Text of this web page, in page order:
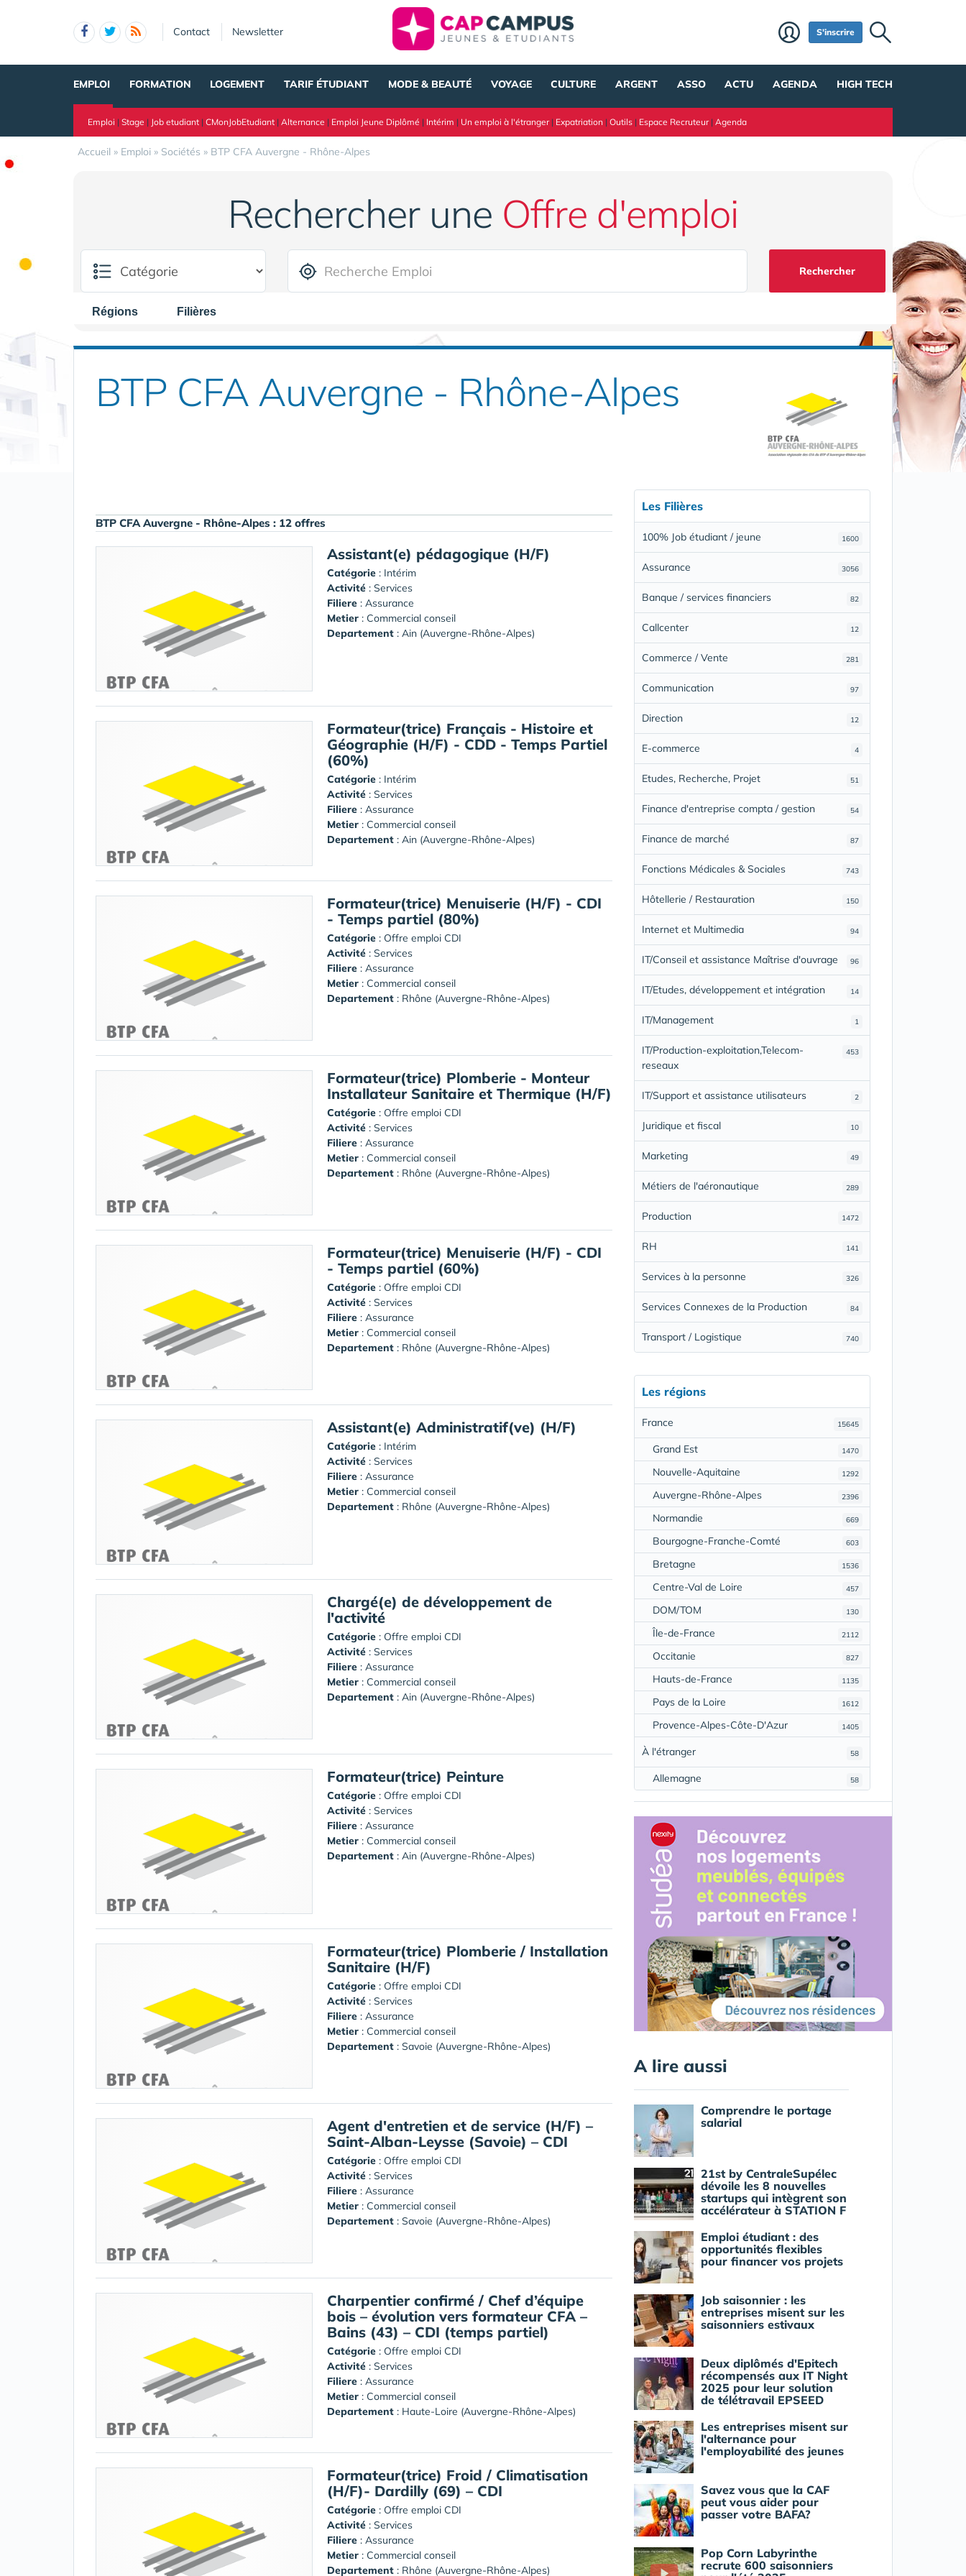
Contact Newsletter S'inscrire
EMPLOI FORMATION LOGEMENT TARIF ÉTUDIANT MODE & BEAUTÉ VOYAGE CULTURE ARGENT ASSO ACTU AGENDA HIGH TECH
Emploi | Stage | Job etudiant | CMonJobEtudiant | Alternance | Emploi Jeune Diplômé | Intérim | Un emploi à l'étranger| Expatriation | Outils | Espace Recruteur| Agenda
Accueil » Emploi » Sociétés » BTP CFA Auvergne - Rhône-Alpes
Rechercher une Offre d'emploi
Rechercher
Régions Filières
BTP CFA Auvergne - Rhône-Alpes
BTP CFA Auvergne - Rhône-Alpes : 12 offres
Assistant(e) pédagogique (H/F)
Catégorie : Intérim
Activité : Services
Filiere : Assurance
Metier : Commercial conseil
Departement : Ain (Auvergne-Rhône-Alpes)
Formateur(trice) Français - Histoire et
Géographie (H/F) - CDD - Temps Partiel
(60%)
Catégorie : Intérim
Activité : Services
Filiere : Assurance
Metier : Commercial conseil
Departement : Ain (Auvergne-Rhône-Alpes)
Formateur(trice) Menuiserie (H/F) - CDI
- Temps partiel (80%)
Catégorie : Offre emploi CDI
Activité : Services
Filiere : Assurance
Metier : Commercial conseil
Departement : Rhône (Auvergne-Rhône-Alpes)
Formateur(trice) Plomberie - Monteur
Installateur Sanitaire et Thermique (H/F)
Catégorie : Offre emploi CDI
Activité : Services
Filiere : Assurance
Metier : Commercial conseil
Departement : Rhône (Auvergne-Rhône-Alpes)
Formateur(trice) Menuiserie (H/F) - CDI
- Temps partiel (60%)
Catégorie : Offre emploi CDI
Activité : Services
Filiere : Assurance
Metier : Commercial conseil
Departement : Rhône (Auvergne-Rhône-Alpes)
Assistant(e) Administratif(ve) (H/F)
Catégorie : Intérim
Activité : Services
Filiere : Assurance
Metier : Commercial conseil
Departement : Rhône (Auvergne-Rhône-Alpes)
Chargé(e) de développement de
l'activité
Catégorie : Offre emploi CDI
Activité : Services
Filiere : Assurance
Metier : Commercial conseil
Departement : Ain (Auvergne-Rhône-Alpes)
Formateur(trice) Peinture
Catégorie : Offre emploi CDI
Activité : Services
Filiere : Assurance
Metier : Commercial conseil
Departement : Ain (Auvergne-Rhône-Alpes)
Formateur(trice) Plomberie / Installation
Sanitaire (H/F)
Catégorie : Offre emploi CDI
Activité : Services
Filiere : Assurance
Metier : Commercial conseil
Departement : Savoie (Auvergne-Rhône-Alpes)
Agent d'entretien et de service (H/F) –
Saint-Alban-Leysse (Savoie) – CDI
Catégorie : Offre emploi CDI
Activité : Services
Filiere : Assurance
Metier : Commercial conseil
Departement : Savoie (Auvergne-Rhône-Alpes)
Charpentier confirmé / Chef d’équipe
bois – évolution vers formateur CFA –
Bains (43) – CDI (temps partiel)
Catégorie : Offre emploi CDI
Activité : Services
Filiere : Assurance
Metier : Commercial conseil
Departement : Haute-Loire (Auvergne-Rhône-Alpes)
Formateur(trice) Froid / Climatisation
(H/F)- Dardilly (69) – CDI
Catégorie : Offre emploi CDI
Activité : Services
Filiere : Assurance
Metier : Commercial conseil
Departement : Rhône (Auvergne-Rhône-Alpes)
Les Filières
1600
100% Job étudiant / jeune
3056
Assurance
82
Banque / services financiers
12
Callcenter
281
Commerce / Vente
97
Communication
12
Direction
4
E-commerce
51
Etudes, Recherche, Projet
54
Finance d'entreprise compta / gestion
87
Finance de marché
743
Fonctions Médicales & Sociales
150
Hôtellerie / Restauration
94
Internet et Multimedia
96
IT/Conseil et assistance Maîtrise d'ouvrage
14
IT/Etudes, développement et intégration
1
IT/Management
453
IT/Production-exploitation,Telecom-
reseaux
2
IT/Support et assistance utilisateurs
10
Juridique et fiscal
49
Marketing
289
Métiers de l'aéronautique
1472
Production
141
RH
326
Services à la personne
84
Services Connexes de la Production
740
Transport / Logistique
Les régions
15645
France
1470
Grand Est
1292
Nouvelle-Aquitaine
2396
Auvergne-Rhône-Alpes
669
Normandie
603
Bourgogne-Franche-Comté
1536
Bretagne
457
Centre-Val de Loire
130
DOM/TOM
2112
Île-de-France
827
Occitanie
1135
Hauts-de-France
1612
Pays de la Loire
1405
Provence-Alpes-Côte-D'Azur
58
À l'étranger
58
Allemagne
A lire aussi
Comprendre le portage
salarial
21st by CentraleSupélec
dévoile les 8 nouvelles
startups qui intègrent son
accélérateur à STATION F
Emploi étudiant : des
opportunités flexibles
pour financer vos projets
Job saisonnier : les
entreprises misent sur les
saisonniers estivaux
Deux diplômés d'Epitech
récompensés aux IT Night
2025 pour leur solution
de télétravail EPSEED
Les entreprises misent sur
l'alternance pour
l'employabilité des jeunes
Savez vous que la CAF
peut vous aider pour
passer votre BAFA?
Pop Corn Labyrinthe
recrute 600 saisonniers